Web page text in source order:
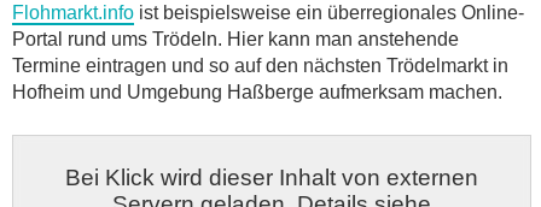
Flohmarkt.info ist beispielsweise ein überregionales Online-
Portal rund ums Trödeln. Hier kann man anstehende
Termine eintragen und so auf den nächsten Trödelmarkt in
Hofheim und Umgebung Haßberge aufmerksam machen.
Bei Klick wird dieser Inhalt von externen